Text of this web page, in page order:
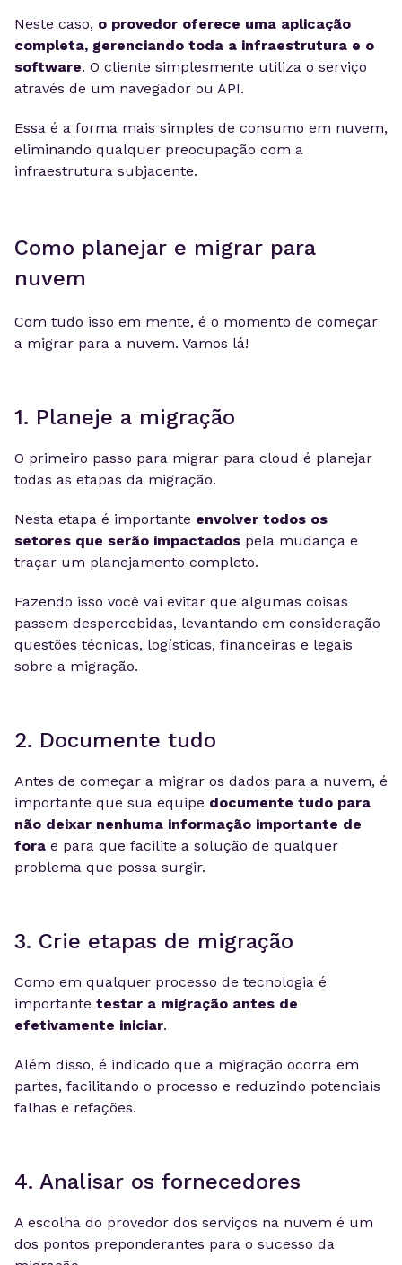
Neste caso, o provedor oferece uma aplicação
completa, gerenciando toda a infraestrutura e o
software. O cliente simplesmente utiliza o serviço
através de um navegador ou API.
Essa é a forma mais simples de consumo em nuvem,
eliminando qualquer preocupação com a
infraestrutura subjacente.
Como planejar e migrar para
nuvem
Com tudo isso em mente, é o momento de começar
a migrar para a nuvem. Vamos lá!
1. Planeje a migração
O primeiro passo para migrar para cloud é planejar
todas as etapas da migração.
Nesta etapa é importante envolver todos os
setores que serão impactados pela mudança e
traçar um planejamento completo.
Fazendo isso você vai evitar que algumas coisas
passem despercebidas, levantando em consideração
questões técnicas, logísticas, financeiras e legais
sobre a migração.
2. Documente tudo
Antes de começar a migrar os dados para a nuvem, é
importante que sua equipe documente tudo para
não deixar nenhuma informação importante de
fora e para que facilite a solução de qualquer
problema que possa surgir.
3. Crie etapas de migração
Como em qualquer processo de tecnologia é
importante testar a migração antes de
efetivamente iniciar.
Além disso, é indicado que a migração ocorra em
partes, facilitando o processo e reduzindo potenciais
falhas e refações.
4. Analisar os fornecedores
A escolha do provedor dos serviços na nuvem é um
dos pontos preponderantes para o sucesso da